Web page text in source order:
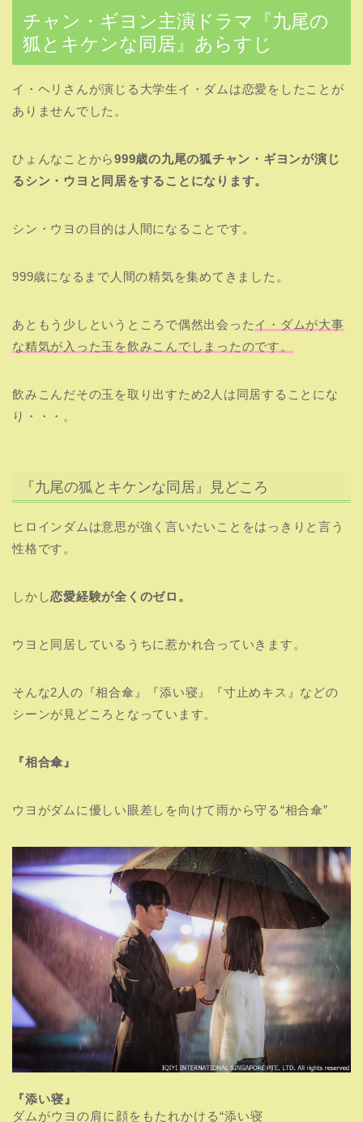
チャン・ギヨン主演ドラマ『九尾の
狐とキケンな同居』あらすじ
イ・ヘリさんが演じる大学生イ・ダムは恋愛をしたことが
ありませんでした。
ひょんなことから999歳の九尾の狐チャン・ギヨンが演じ
るシン・ウヨと同居をすることになります。
シン・ウヨの目的は人間になることです。
999歳になるまで人間の精気を集めてきました。
あともう少しというところで偶然出会ったイ・ダムが大事
な精気が入った玉を飲みこんでしまったのです。
飲みこんだその玉を取り出すため2人は同居することにな
り・・・。
『九尾の狐とキケンな同居』見どころ
ヒロインダムは意思が強く言いたいことをはっきりと言う
性格です。
しかし恋愛経験が全くのゼロ。
ウヨと同居しているうちに惹かれ合っていきます。
そんな2人の『相合傘』『添い寝』『寸止めキス』などの
シーンが見どころとなっています。
『相合傘』
ウヨがダムに優しい眼差しを向けて雨から守る“相合傘”
『添い寝』
ダムがウヨの肩に顔をもたれかける“添い寝